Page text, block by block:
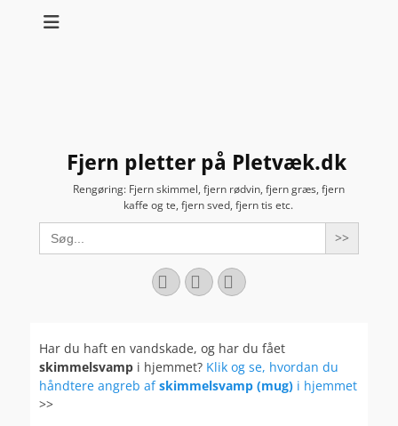
Fjern pletter på Pletvæk.dk
Rengøring: Fjern skimmel, fjern rødvin, fjern græs, fjern
kaffe og te, fjern sved, fjern tis etc.
Search
for:
Facebook
YouTubeInstagram
Har du haft en vandskade, og har du fået
skimmelsvamp i hjemmet? Klik og se, hvordan du
håndtere angreb afskimmelsvamp (mug) i hjemmet
>>